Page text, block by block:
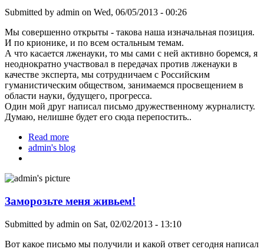
Submitted by admin on Wed, 06/05/2013 - 00:26
Мы совершенно открыты - такова наша изначальная позиция.
И по крионике, и по всем остальным темам.
А что касается лженауки, то мы сами с ней активно боремся, я
неоднократно участвовал в передачах против лженауки в
качестве эксперта, мы сотрудничаем с Российским
гуманистическим обществом, занимаемся просвещением в
области науки, будущего, прогресса.
Один мой друг написал письмо дружественному журналисту.
Думаю, нелишне будет его сюда перепостить..
Read more
admin's blog
Заморозьте меня живьем!
Submitted by admin on Sat, 02/02/2013 - 13:10
Вот какое письмо мы получили и какой ответ сегодня написал